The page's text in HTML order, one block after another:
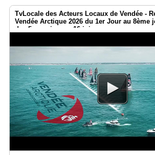
TvLocale des Acteurs Locaux de Vendée -
Vendée Arctique 2026 du 1er Jour au 8ème
des 5 premiers ce 16 juin.